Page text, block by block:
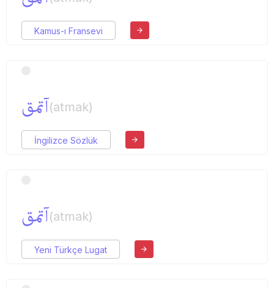
Kamus-ı Fransevi
آتمق(atmak)
İngilizce Sözlük
آتمق(atmak)
Yeni Türkçe Lugat